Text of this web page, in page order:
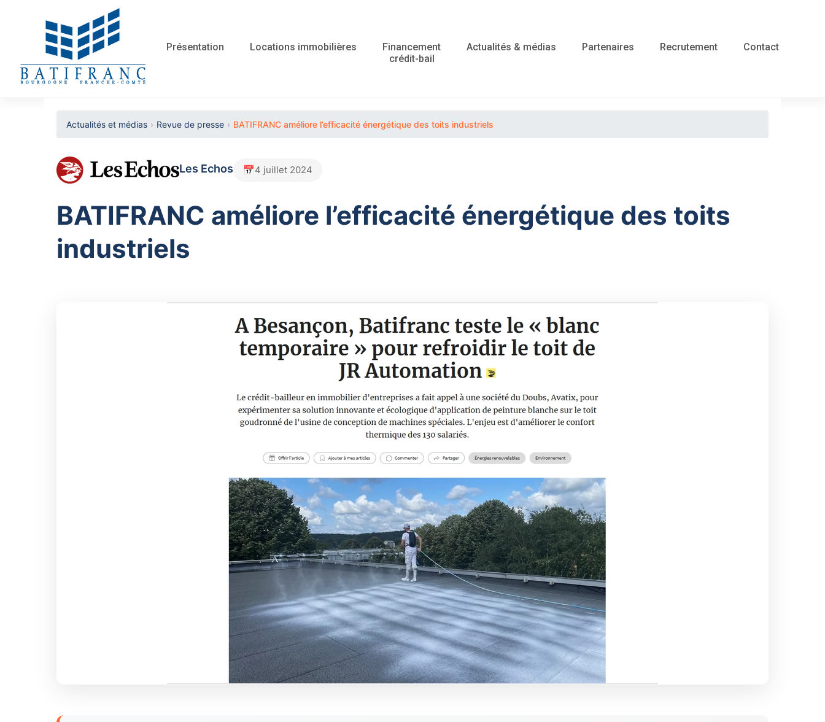
Présentation Locations immobilières
Financement
crédit-bail
Actualités & médias Partenaires Recrutement Contact
Actualités et médias › Revue de presse › BATIFRANC améliore l’efficacité énergétique des toits industriels
Les Echos 4 juillet 2024
BATIFRANC améliore l’efficacité énergétique des toits
industriels